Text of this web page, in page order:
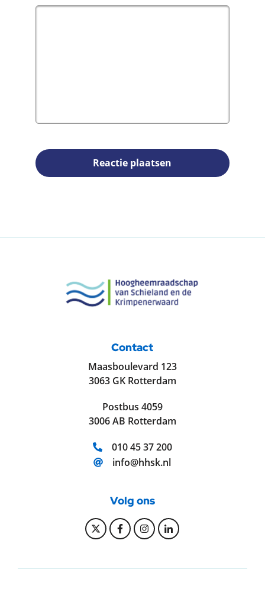
Reactie plaatsen
Contact
Maasboulevard 123
3063 GK Rotterdam
Postbus 4059
3006 AB Rotterdam
Telefoonnummer:
010 45 37 200
E-mailadres:
info@hhsk.nl
Volg ons
Bekijk onze Twitter pagina
Bekijk onze Facebook
Bekijk onze Instagram
Bekijk onze